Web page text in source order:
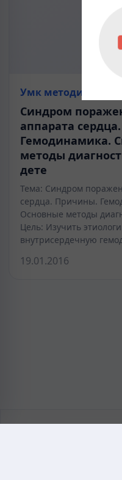
Умк методичка
Синдром
аппарата
Гемодинамика.
методы
дете
Тема: Синдром
сердца. Причины.
Основные методы
Цель: Изучить
внутрисердечную
19.01.2016
KAZMEDIC.ORG